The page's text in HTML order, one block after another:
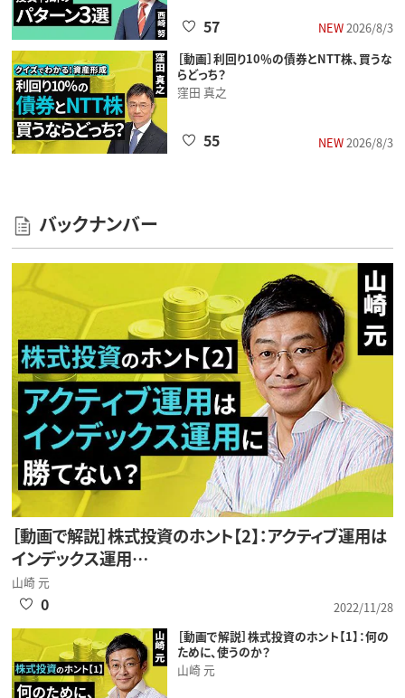
NEW2026/8/3
57
［動画］利回り10％の債券とNTT株、買うな
らどっち？
窪田 真之
NEW2026/8/3
55
バックナンバー
［動画で解説］株式投資のホント【2】：アクティブ運用は
インデックス運用…
山崎 元
2022/11/28
0
［動画で解説］株式投資のホント【1】：何の
ために、使うのか？
山崎 元